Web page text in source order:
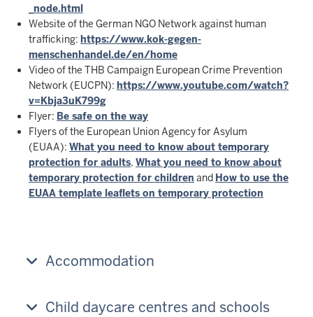
_node.html
Website of the German NGO Network against human
trafficking: https://www.kok-gegen-
menschenhandel.de/en/home
Video of the THB Campaign European Crime Prevention
Network (EUCPN): https://www.youtube.com/watch?
v=Kbja3uK799g
Flyer: Be safe on the way
Flyers of the European Union Agency for Asylum
(EUAA): What you need to know about temporary
protection for adults, What you need to know about
temporary protection for children and How to use the
EUAA template leaflets on temporary protection
Accommodation
Child daycare centres and schools